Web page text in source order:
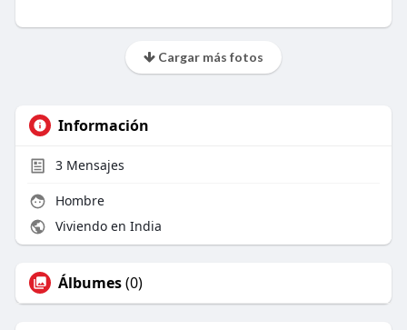
Cargar más fotos
Información
3Mensajes
Hombre
Viviendo en India
Álbumes(0)